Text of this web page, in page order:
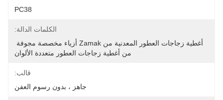
PC38
الكلمات الدالة:
من أغطية زجاجات العطور متعددة الألوان
قالب:
جاهز ، بدون رسوم العفن